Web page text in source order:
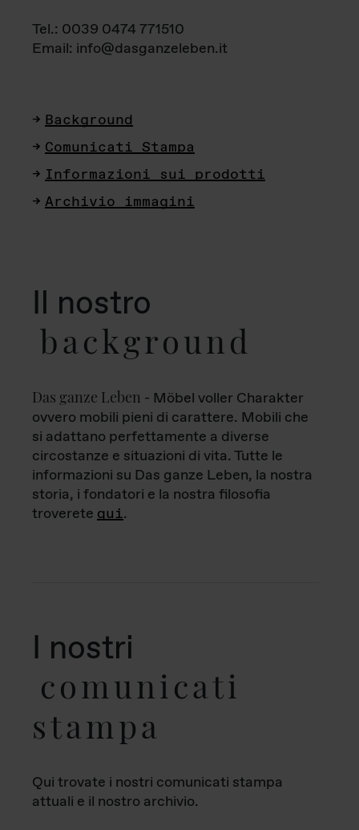
Tel.: 0039 0474 771510
Email: info@dasganzeleben.it
Background
Comunicati Stampa
Informazioni sui prodotti
Archivio immagini
Il nostro
background
Das ganze Leben - Möbel voller Charakter
ovvero mobili pieni di carattere. Mobili che
si adattano perfettamente a diverse
circostanze e situazioni di vita. Tutte le
informazioni su Das ganze Leben, la nostra
storia, i fondatori e la nostra filosofia
troverete qui.
I nostri
comunicati
stampa
Qui trovate i nostri comunicati stampa
attuali e il nostro archivio.